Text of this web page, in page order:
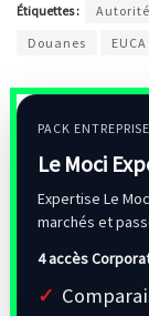
Étiquettes :
Douanes
EUCA
PACK
Le Moci
Expertise Le
marchés et
4 accès